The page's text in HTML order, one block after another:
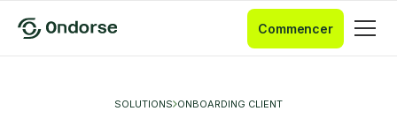
Commencer
SOLUTIONS ONBOARDING CLIENT